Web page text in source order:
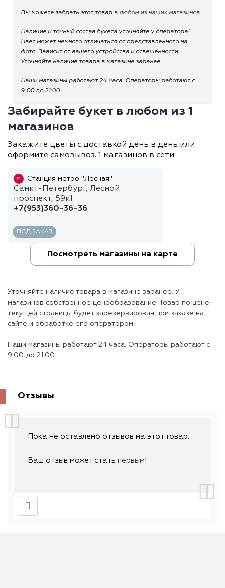
Вы можете забрать этот товар в любом из наших магазинов.
Наличие и точный состав букета уточняйте у оператора!
Цвет может немного отличаться от представленного на
фото. Зависит от вашего устройства и освещённости.
Уточняйте наличие товара в магазине заранее.
Наши магазины работают 24 часа. Операторы работают с
9:00 до 21:00.
Забирайте букет в любом из 1
магазинов
Закажите цветы с доставкой день в день или
оформите самовывоз. 1 магазинов в сети
М Станция метро "Лесная"
Санкт-Петербург, Лесной
проспект, 59к1
+7(953)360-36-36
ПОД ЗАКАЗ
Посмотреть магазины на карте
Уточняйте наличие товара в магазине заранее. У
магазинов собственное ценообразование. Товар по цене
текущей страницы будет зарезервирован при заказе на
сайте и обработке его оператором.
Наши магазины работают 24 часа. Операторы работают с
9:00 до 21:00.
Отзывы
Пока не оставлено отзывов на этот товар.
Ваш отзыв может стать первым!